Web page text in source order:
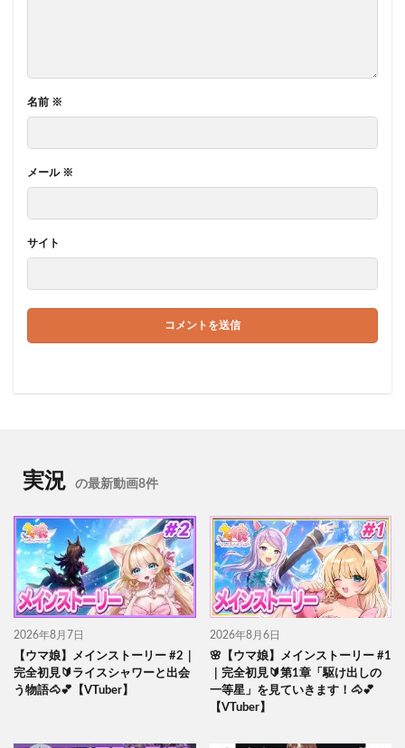
名前 ※
メール ※
サイト
実況 の最新動画8件
2026年8月7日
【ウマ娘】メインストーリー #2｜
完全初見🔰ライスシャワーと出会
う物語🐴💕【VTuber】
2026年8月6日
🌸【ウマ娘】メインストーリー #1
｜完全初見🔰第1章「駆け出しの
一等星」を見ていきます！🐴💕
【VTuber】